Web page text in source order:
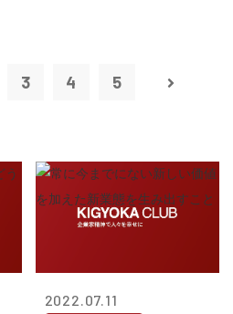
3 4 5
2022.07.11